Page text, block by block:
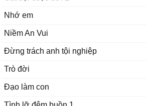
Nhớ em
Niềm An Vui
Đừng trách anh tội nghiệp
Trò đời
Đạo làm con